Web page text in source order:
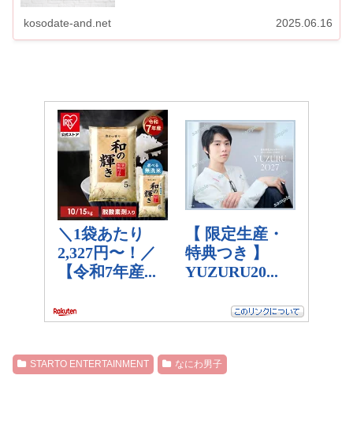
kosodate-and.net 2025.06.16
STARTO ENTERTAINMENT なにわ男子